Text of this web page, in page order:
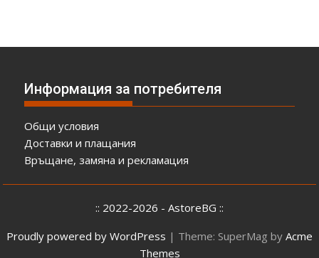
Информация за потребителя
Общи условия
Доставки и плащания
Връщане, замяна и рекламация
:: 2022-2026 - AstoreBG ::
Proudly powered by WordPress | Theme: SuperMag by Acme
Themes